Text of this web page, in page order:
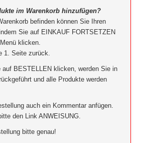
im Warenkorb hinzufügen?
befinden können Sie Ihren
Sie auf EINKAUF FORTSETZEN
klicken.
1. Seite zurück.
auf BESTELLEN klicken, werden Sie in
und alle Produkte werden
auch ein Kommentar anfügen.
den Link ANWEISUNG.
bitte genau!